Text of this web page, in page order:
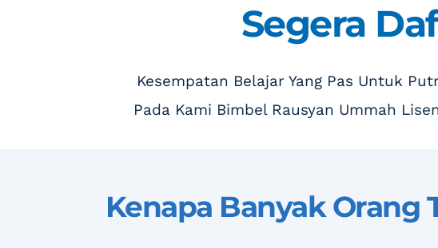
Segera
Kesempatan Belajar Yang Pas Untuk
Pada Kami Bimbel Rausyan Ummah
Kenapa Banyak Orang